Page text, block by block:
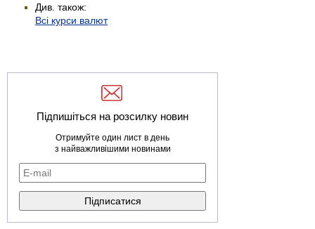
Див. також:
Всі курси валют
Підпишіться на розсилку новин
Отримуйте один лист в день
з найважливішими новинами